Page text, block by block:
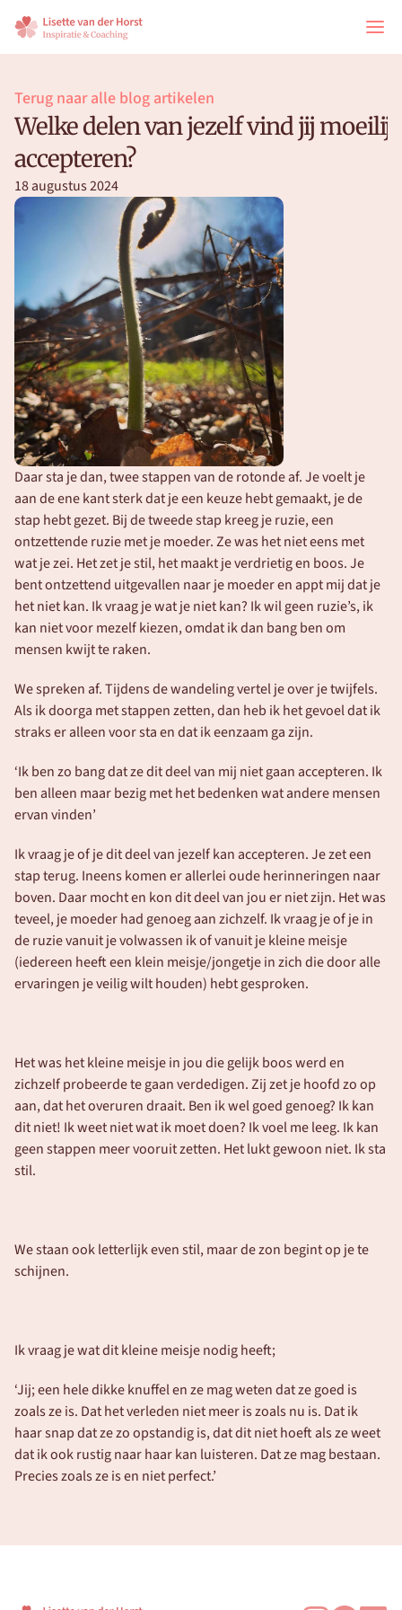
Terug naar alle blog artikelen
Welke delen van jezelf vind jij
accepteren?
18 augustus 2024
Daar sta je dan, twee stappen van de rotonde af. Je voelt je
aan de ene kant sterk dat je een keuze hebt gemaakt, je de
stap hebt gezet. Bij de tweede stap kreeg je ruzie, een
ontzettende ruzie met je moeder. Ze was het niet eens met
wat je zei. Het zet je stil, het maakt je verdrietig en boos. Je
bent ontzettend uitgevallen naar je moeder en appt mij dat je
het niet kan. Ik vraag je wat je niet kan? Ik wil geen ruzie’s, ik
kan niet voor mezelf kiezen, omdat ik dan bang ben om
mensen kwijt te raken.
We spreken af. Tijdens de wandeling vertel je over je twijfels.
Als ik doorga met stappen zetten, dan heb ik het gevoel dat ik
straks er alleen voor sta en dat ik eenzaam ga zijn.
‘Ik ben zo bang dat ze dit deel van mij niet gaan accepteren. Ik
ben alleen maar bezig met het bedenken wat andere mensen
ervan vinden’
Ik vraag je of je dit deel van jezelf kan accepteren. Je zet een
stap terug. Ineens komen er allerlei oude herinneringen naar
boven. Daar mocht en kon dit deel van jou er niet zijn. Het was
teveel, je moeder had genoeg aan zichzelf. Ik vraag je of je in
de ruzie vanuit je volwassen ik of vanuit je kleine meisje
(iedereen heeft een klein meisje/jongetje in zich die door alle
ervaringen je veilig wilt houden) hebt gesproken.
Het was het kleine meisje in jou die gelijk boos werd en
zichzelf probeerde te gaan verdedigen. Zij zet je hoofd zo op
aan, dat het overuren draait. Ben ik wel goed genoeg? Ik kan
dit niet! Ik weet niet wat ik moet doen? Ik voel me leeg. Ik kan
geen stappen meer vooruit zetten. Het lukt gewoon niet. Ik sta
stil.
We staan ook letterlijk even stil, maar de zon begint op je te
schijnen.
Ik vraag je wat dit kleine meisje nodig heeft;
‘Jij; een hele dikke knuffel en ze mag weten dat ze goed is
zoals ze is. Dat het verleden niet meer is zoals nu is. Dat ik
haar snap dat ze zo opstandig is, dat dit niet hoeft als ze weet
dat ik ook rustig naar haar kan luisteren. Dat ze mag bestaan.
Precies zoals ze is en niet perfect.’